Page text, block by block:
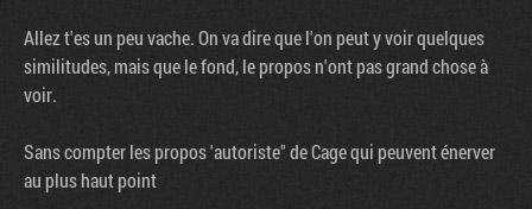
Allez t'es un peu vache. On va dire que l'on peut y voir quelques
similitudes, mais que le fond, le propos n'ont pas grand chose à
voir.
Sans compter les propos 'autoriste" de Cage qui peuvent énerver
au plus haut point